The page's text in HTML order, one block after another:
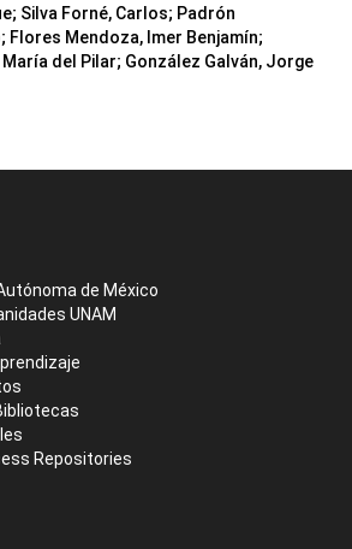
; Silva Forné, Carlos; Padrón
; Flores Mendoza, Imer Benjamín;
del Pilar; González Galván, Jorge
de México
UNAM
Repositories